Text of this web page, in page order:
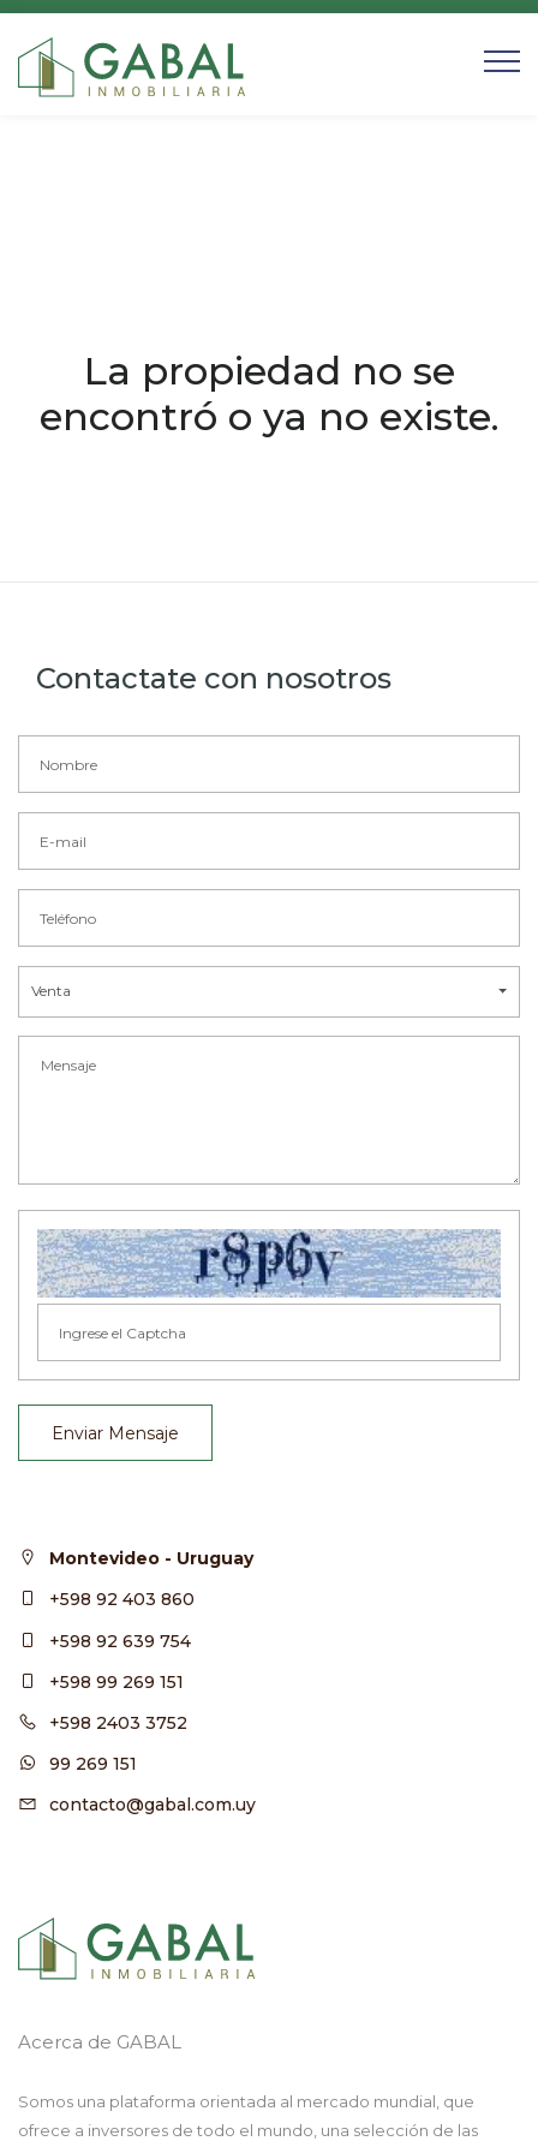
La propiedad no se
encontró o ya no existe.
Contactate con nosotros
Venta
Enviar Mensaje
Montevideo - Uruguay
+598 92 403 860
+598 92 639 754
+598 99 269 151
+598 2403 3752
99 269 151
contacto@gabal.com.uy
Acerca de GABAL
Somos una plataforma orientada al mercado mundial, que
ofrece a inversores de todo el mundo, una selección de las